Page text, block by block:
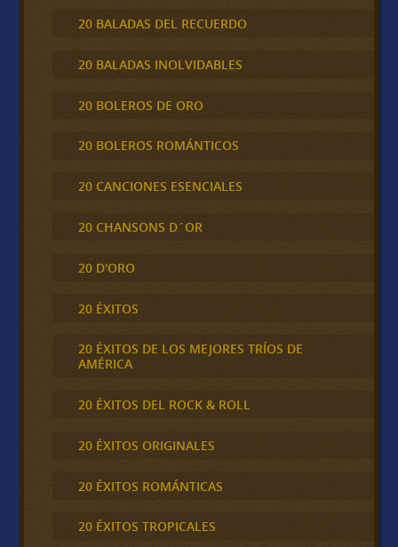
20 BALADAS DEL RECUERDO
20 BALADAS INOLVIDABLES
20 BOLEROS DE ORO
20 BOLEROS ROMÁNTICOS
20 CANCIONES ESENCIALES
20 CHANSONS D´OR
20 D'ORO
20 ÉXITOS
20 ÉXITOS DE LOS MEJORES TRÍOS DE
AMÉRICA
20 ÉXITOS DEL ROCK & ROLL
20 ÉXITOS ORIGINALES
20 ÉXITOS ROMÁNTICAS
20 ÉXITOS TROPICALES